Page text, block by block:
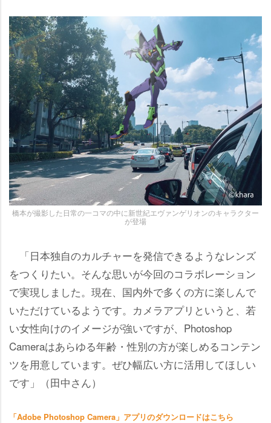
橋本が撮影した日常の一コマの中に新世紀エヴァンゲリオンのキャラクター
が登場
「日本独自のカルチャーを発信できるようなレンズ
をつくりたい。そんな思いが今回のコラボレーション
で実現しました。現在、国内外で多くの方に楽しんで
いただけているようです。カメラアプリというと、若
い女性向けのイメージが強いですが、Photoshop
Cameraはあらゆる年齢・性別の方が楽しめるコンテン
ツを用意しています。ぜひ幅広い方に活用してほしい
です」（田中さん）
「Adobe Photoshop Camera」アプリのダウンロードはこちら